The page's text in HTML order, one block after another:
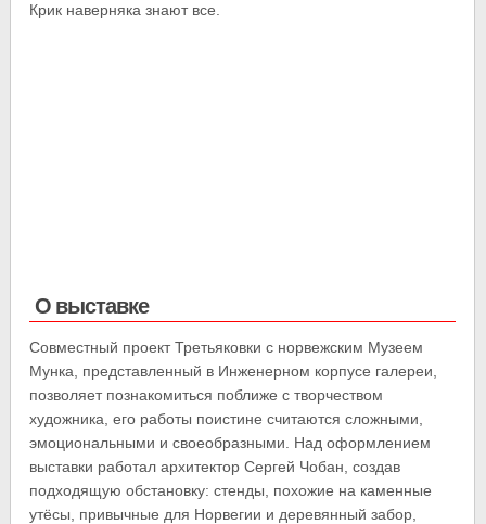
Крик наверняка знают все.
О выставке
Совместный проект Третьяковки с норвежским Музеем
Мунка, представленный в Инженерном корпусе галереи,
позволяет познакомиться поближе с творчеством
художника, его работы поистине считаются сложными,
эмоциональными и своеобразными. Над оформлением
выставки работал архитектор Сергей Чобан, создав
подходящую обстановку: стенды, похожие на каменные
утёсы, привычные для Норвегии и деревянный забор,